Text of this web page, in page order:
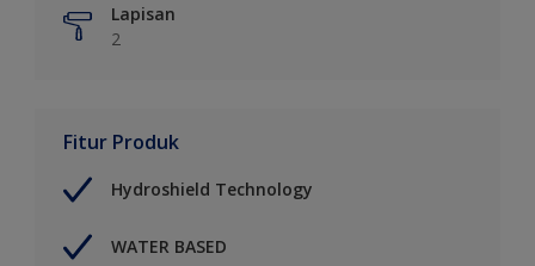
Lapisan
2
Fitur Produk
Hydroshield Technology
WATER BASED